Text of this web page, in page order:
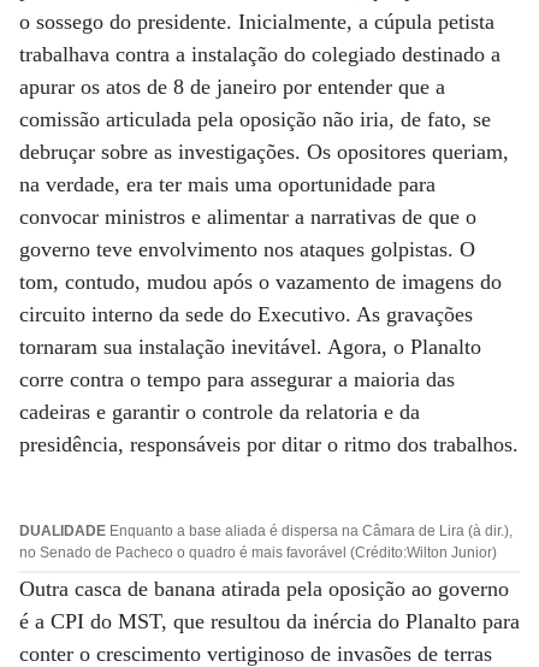
o sossego do presidente. Inicialmente, a cúpula petista
trabalhava contra a instalação do colegiado destinado a
apurar os atos de 8 de janeiro por entender que a
comissão articulada pela oposição não iria, de fato, se
debruçar sobre as investigações. Os opositores queriam,
na verdade, era ter mais uma oportunidade para
convocar ministros e alimentar a narrativas de que o
governo teve envolvimento nos ataques golpistas. O
tom, contudo, mudou após o vazamento de imagens do
circuito interno da sede do Executivo. As gravações
tornaram sua instalação inevitável. Agora, o Planalto
corre contra o tempo para assegurar a maioria das
cadeiras e garantir o controle da relatoria e da
presidência, responsáveis por ditar o ritmo dos trabalhos.
DUALIDADE Enquanto a base aliada é dispersa na Câmara de Lira (à dir.),
no Senado de Pacheco o quadro é mais favorável (Crédito:Wilton Junior)
Outra casca de banana atirada pela oposição ao governo
é a CPI do MST, que resultou da inércia do Planalto para
conter o crescimento vertiginoso de invasões de terras